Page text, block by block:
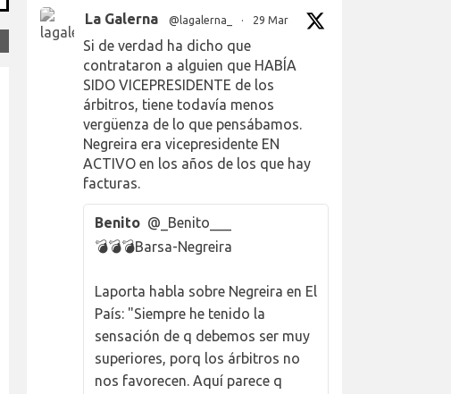
La Galerna @lagalerna_ · 29 Mar
Si de verdad ha dicho que
contrataron a alguien que HABÍA
SIDO VICEPRESIDENTE de los
árbitros, tiene todavía menos
vergüenza de lo que pensábamos.
Negreira era vicepresidente EN
ACTIVO en los años de los que hay
facturas.
Benito @_Benito___
💣💣💣Barsa-Negreira
Laporta habla sobre Negreira en El
País: "Siempre he tenido la
sensación de q debemos ser muy
superiores, porq los árbitros no
nos favorecen. Aquí parece q